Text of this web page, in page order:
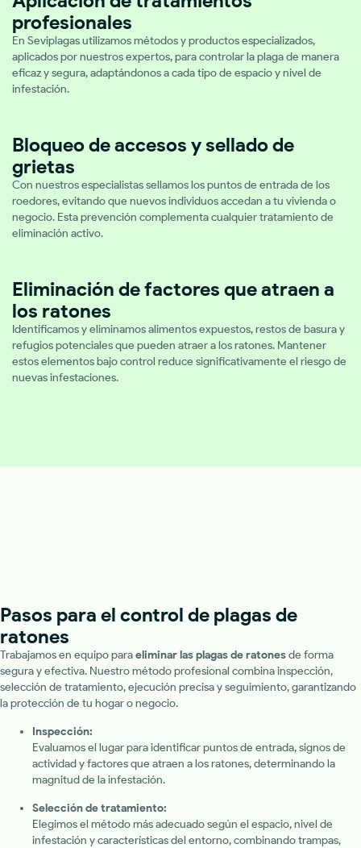
profesionales
En Seviplagas utilizamos métodos y productos especializados,
aplicados por nuestros expertos, para controlar la plaga de manera
eficaz y segura, adaptándonos a cada tipo de espacio y nivel de
infestación.
Bloqueo de accesos y sellado de
grietas
Con nuestros especialistas sellamos los puntos de entrada de los
roedores, evitando que nuevos individuos accedan a tu vivienda o
negocio. Esta prevención complementa cualquier tratamiento de
eliminación activo.
Eliminación de factores que atraen a
los ratones
Identificamos y eliminamos alimentos expuestos, restos de basura y
refugios potenciales que pueden atraer a los ratones. Mantener
estos elementos bajo control reduce significativamente el riesgo de
nuevas infestaciones.
Pasos para el control de plagas de
ratones
Trabajamos en equipo paraeliminar las plagas de ratonesde forma
segura y efectiva. Nuestro método profesional combina inspección,
selección de tratamiento, ejecución precisa y seguimiento, garantizando
la protección de tu hogar o negocio.
Inspección:
Evaluamos el lugar para identificar puntos de entrada, signos de
actividad y factores que atraen a los ratones, determinando la
magnitud de la infestación.
Selección de tratamiento:
Elegimos el método más adecuado según el espacio, nivel de
infestación y características del entorno, combinando trampas,